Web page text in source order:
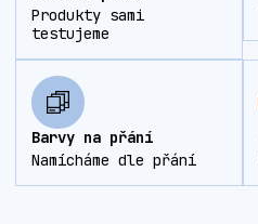
Produkty sami
testujeme
Barvy na přání
Namícháme dle přání